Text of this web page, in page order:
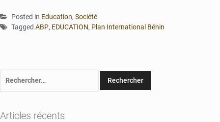
Posted in Education, Société
Tagged ABP, EDUCATION, Plan International Bénin
Articles récents